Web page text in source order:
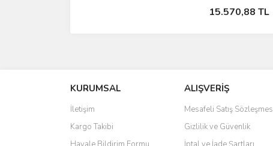
15.570,88 TL
Stokta Yok
KURUMSAL
İletişim
Kargo Takibi
ALIŞVERİŞ
Mesafeli Satış
Gizlilik ve Güvenlik